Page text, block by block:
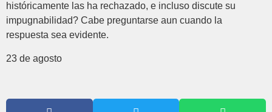
históricamente las ha rechazado, e incluso discute su
impugnabilidad? Cabe preguntarse aun cuando la
respuesta sea evidente.
23 de agosto